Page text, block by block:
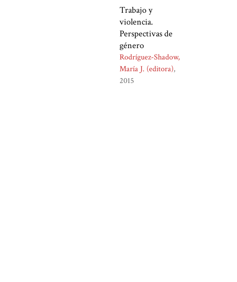
Trabajo y
violencia.
Perspectivas de
género
Rodríguez-Shadow,
María J. (editora)
2015